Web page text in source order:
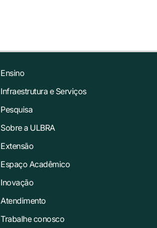
Ensino
Infraestrutura e Serviços
Pesquisa
Sobre a ULBRA
Extensão
Espaço Acadêmico
Inovação
Atendimento
Trabalhe conosco